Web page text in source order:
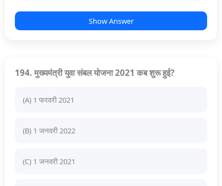
Show Answer
194. मुख्यमंत्री युवा संबल योजना 2021 कब शुरू हुई?
(A) 1 फरवरी 2021
(B) 1 जनवरी 2022
(C) 1 जनवरी 2021